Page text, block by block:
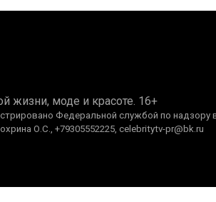
жизни, моде и красоте. 16+
Федеральной службой по
О.С., +79305552225, celebritytv-pr@bk.ru